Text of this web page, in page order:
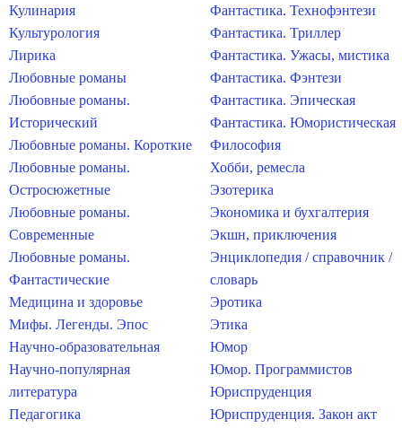
Кулинария
Культурология
Лирика
Любовные романы
Любовные романы.
Исторический
Любовные романы. Короткие
Любовные романы.
Остросюжетные
Любовные романы.
Современные
Любовные романы.
Фантастические
Медицина и здоровье
Мифы. Легенды. Эпос
Научно-образовательная
Научно-популярная
литература
Педагогика
Фантастика. Технофэнтези
Фантастика. Триллер
Фантастика. Ужасы, мистика
Фантастика. Фэнтези
Фантастика. Эпическая
Фантастика. Юмористическая
Философия
Хобби, ремесла
Эзотерика
Экономика и бухгалтерия
Экшн, приключения
Энциклопедия / справочник /
словарь
Эротика
Этика
Юмор
Юмор. Программистов
Юриспруденция
Юриспруденция. Закон акт